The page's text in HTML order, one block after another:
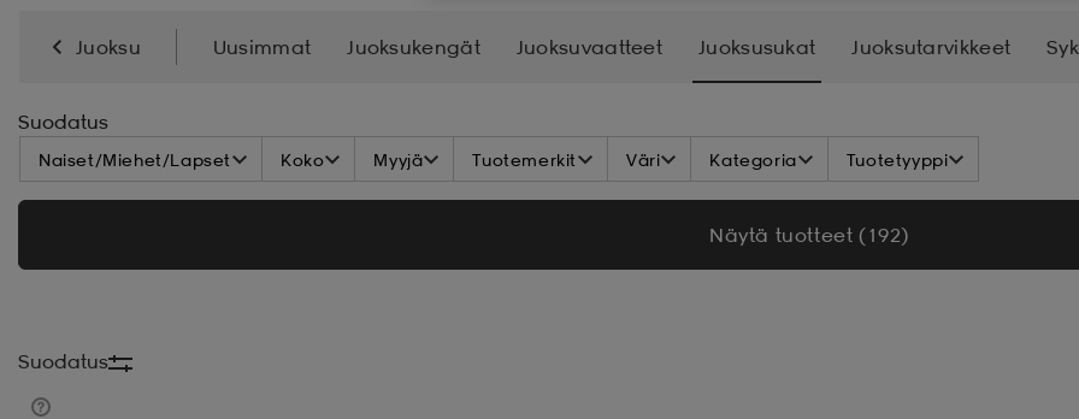
Juoksu Uusimmat Juoksukengät Juoksuvaatteet Juoksusukat Juoksutarvikkeet
Energialisä
Suodatus
Naiset/Miehet/Lapset Koko Myyjä Tuotemerkit Väri Kategoria Tuotetyyppi
Näytä tuotteet (192)
Suodatus